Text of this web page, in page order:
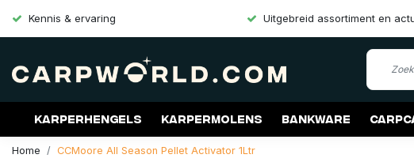
Kennis & ervaring Uitgebreid assortiment en
Karperhengels Karpermolens Bankware
Merken Aanbiedingen Gift Cards
Home CCMoore All Season Pellet Activator 1Ltr